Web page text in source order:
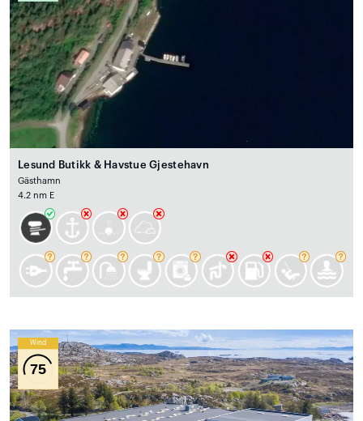
Lesund Butikk & Havstue Gjestehavn
Gästhamn
4.2 nm E
Wind
75